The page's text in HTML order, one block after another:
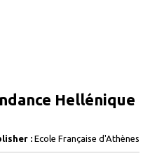
Hellénique
: Ecole Française d'Athènes